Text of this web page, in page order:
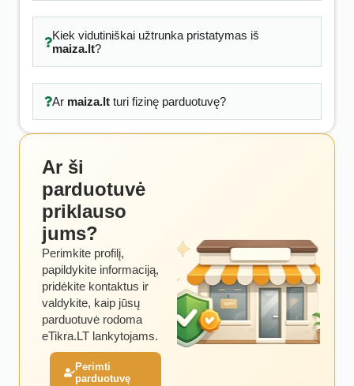
Kiek vidutiniškai užtrunka pristatymas iš
maiza.lt?
Ar maiza.ltturi fizinę parduotuvę?
Ar ši
parduotuvė
priklauso
jums?
Perimkite profilį,
papildykite informaciją,
pridėkite kontaktus ir
valdykite, kaip jūsų
parduotuvė rodoma
eTikra.LT lankytojams.
Perimti
parduotuvę